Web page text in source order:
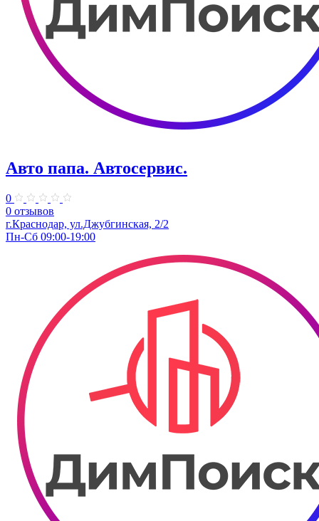
Авто папа. ​Автосервис.
0
0 отзывов
г.Краснодар, ул.Джубгинская, 2/2
Пн-Сб 09:00-19:00